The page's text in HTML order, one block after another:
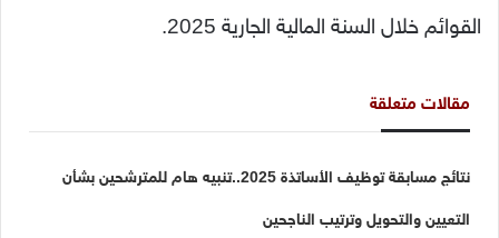
القوائم خلال السنة المالية الجارية 2025.
مقالات متعلقة
نتائج مسابقة توظيف الأساتذة 2025..تنبيه هام للمترشحين بشأن
التعيين والتحويل وترتيب الناجحين